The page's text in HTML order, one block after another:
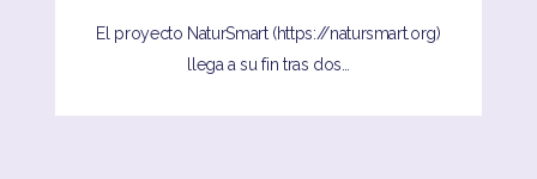
El proyecto NaturSmart (https://natursmart.org)
llega a su fin tras dos…